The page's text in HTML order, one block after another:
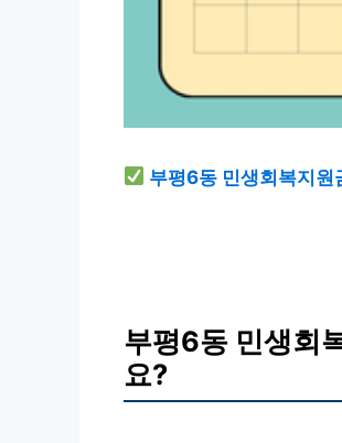
부평6동 민생회복지원
부평6동 민생회
요?